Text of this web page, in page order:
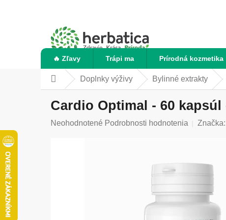
🔥 Zľavy Trápi ma Prírodná kozmetika
DomovDoplnky výživy Bylinné extrakty
Cardio Optimal - 60
Priemerné
Neohodnotené Podrobnosti hodnotenia Značka: